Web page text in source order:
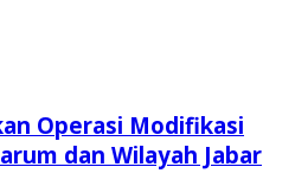
Operasi Modifikasi
dan Wilayah Jabar